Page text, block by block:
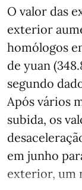
O valor das
exterior
homólogos
de yuan
segundo
Após vários
subida, os
em junho
exterior, um